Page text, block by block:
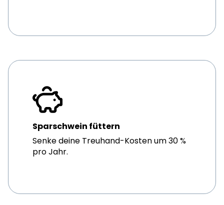
Sparschwein füttern
Senke deine Treuhand-Kosten um 30 %
pro Jahr.